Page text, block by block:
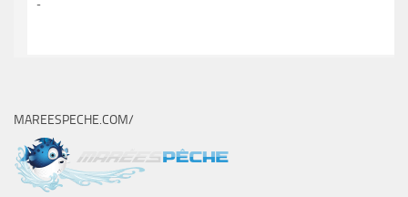
MAREESPECHE.COM/